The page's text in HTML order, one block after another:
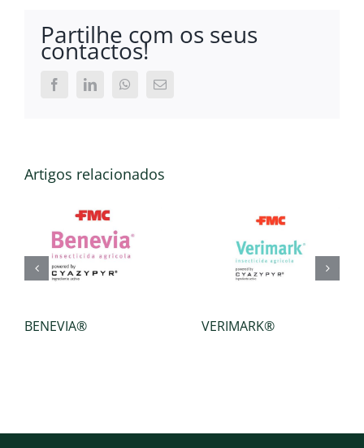
Partilhe com os seus
contactos!
FacebookLinkedInWhatsApp
Email
Artigos relacionados
BENEVIA® VERIMARK®